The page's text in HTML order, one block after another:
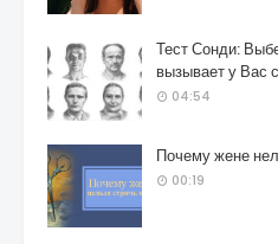
Тест Сонди:
вызывает у Вас
04:54
Почему жене
00:19